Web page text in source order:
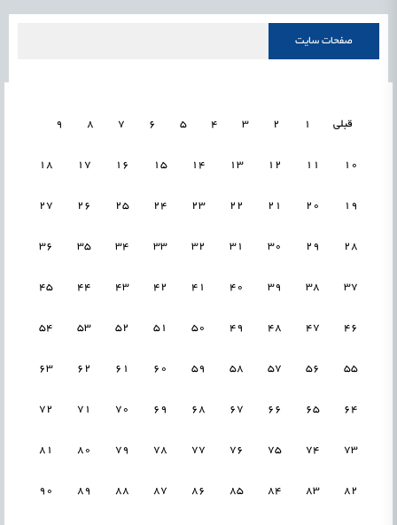
صفحات سایت
قبلی 1
2
3
4
5
6
7
8
9
10
11
12
13
14
15
16
17
18
19
20
21
22
23
24
25
26
27
28
29
30
31
32
33
34
35
36
37
38
39
40
41
42
43
44
45
46
47
48
49
50
51
52
53
54
55
56
57
58
59
60
61
62
63
64
65
66
67
68
69
70
71
72
73
74
75
76
77
78
79
80
81
82
83
84
85
86
87
88
89
90